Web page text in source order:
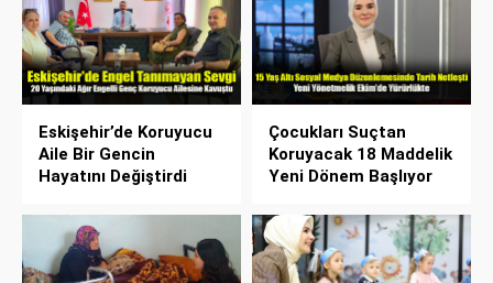
Eskişehir’de Koruyucu
Aile Bir Gencin
Hayatını Değiştirdi
Çocukları Suçtan
Koruyacak 18 Maddelik
Yeni Dönem Başlıyor